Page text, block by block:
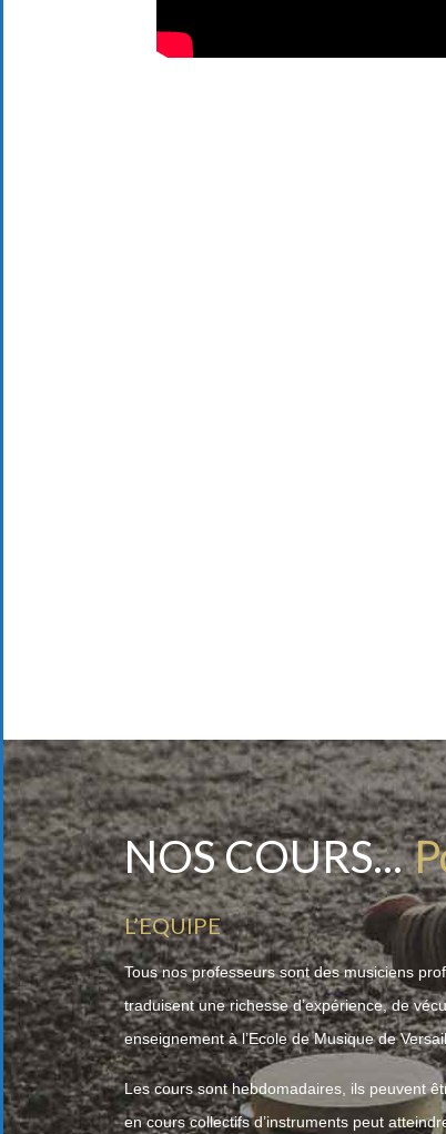
NOS COURS...
L’EQUIPE
Tous nos professeurs sont des musiciens
traduisent une richesse d’expérience, de
enseignement à l’Ecole de Musique de
Les cours sont hebdomadaires, ils peuvent
en cours collectifs d’instruments peut